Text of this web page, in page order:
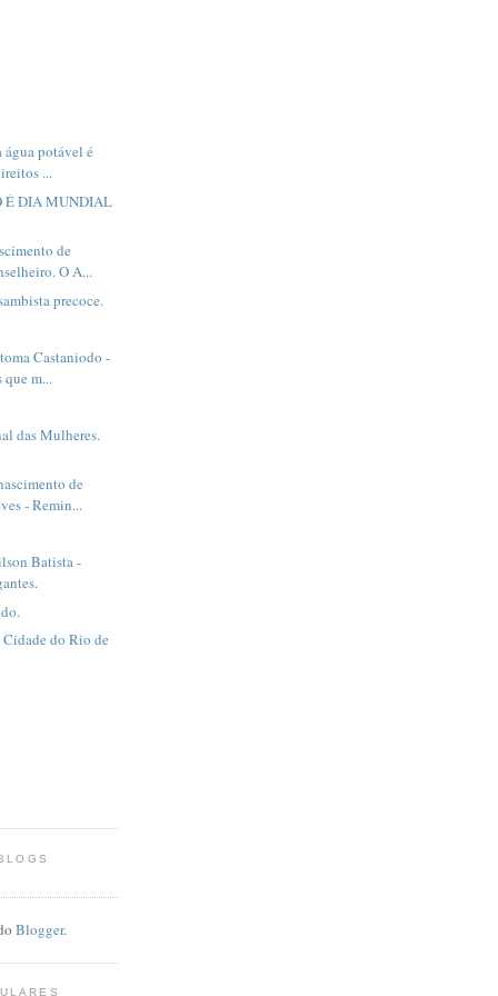
água potável é
...
É DIA MUNDIAL
de
O A...
precoce.
Castaniodo -
que m...
das Mulheres.
de
- Remin...
Batista -
do Rio de
Blogger.